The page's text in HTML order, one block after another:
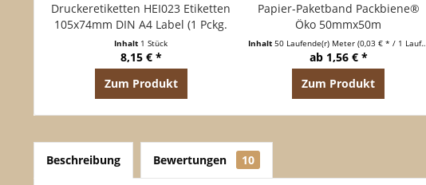
Druckeretiketten HEI023 Etiketten
105x74mm DIN A4 Label (1 Pckg.
á 100 Blatt)
Inhalt 1 Stück
8,15 € *
Zum Produkt
Papier-Paketband Packbiene®
Öko 50mmx50m
Inhalt 50 Laufende(r) Meter (0,03 € * / 1 Laufende(r) Meter)
ab 1,56 € *
Zum Produkt
Beschreibung Bewertungen 10